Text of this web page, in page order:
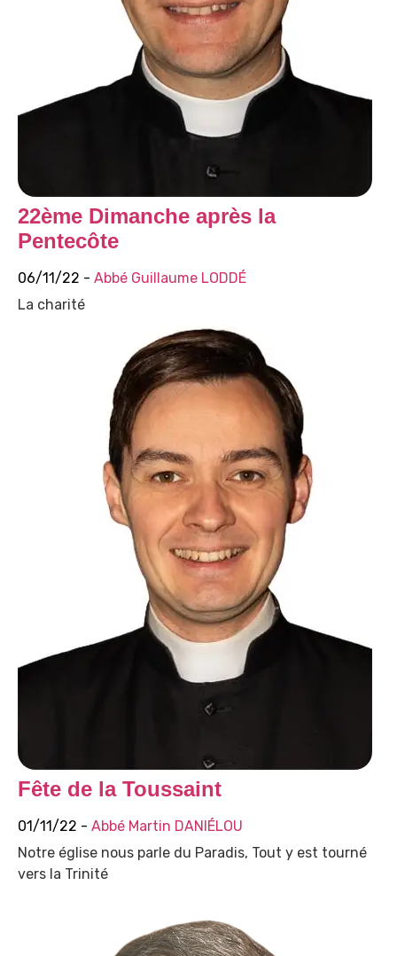
22ème Dimanche après la
Pentecôte
06/11/22 - Abbé Guillaume LODDÉ
La charité
Fête de la Toussaint
01/11/22 - Abbé Martin DANIÉLOU
Notre église nous parle du Paradis, Tout y est tourné
vers la Trinité